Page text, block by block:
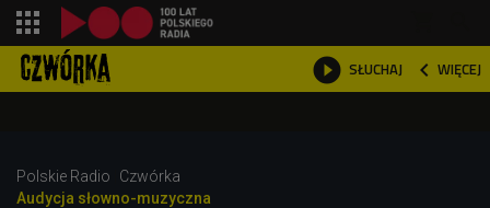
 SŁUCHAJ  WIĘCEJ

Polskie Radio
Czwórka
Audycja słowno-muzyczna